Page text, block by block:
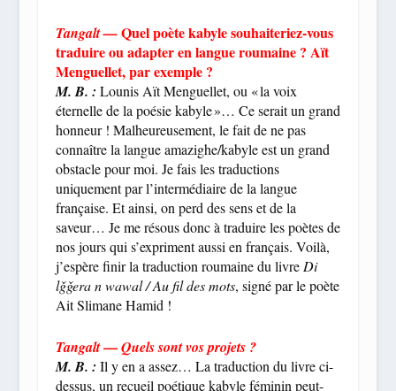
Tangalt —Quel poète kabyle souhaiteriez-vous
traduire ou adapter en langue roumaine ? Aït
Menguellet, par exemple ?
M. B. : Lounis Aït Menguellet, ou « la voix
éternelle de la poésie kabyle »… Ce serait un grand
honneur ! Malheureusement, le fait de ne pas
connaître la langue amazighe/kabyle est un grand
obstacle pour moi. Je fais les traductions
uniquement par l’intermédiaire de la langue
française. Et ainsi, on perd des sens et de la
saveur… Je me résous donc à traduire les poètes de
nos jours qui s’expriment aussi en français. Voilà,
j’espère finir la traduction roumaine du livre Di
lǧǧera n wawal / Au fil des mots, signé par le poète
Ait Slimane Hamid !
Tangalt—Quels sont vos projets ?
M. B. : Il y en a assez… La traduction du livre ci-
dessus, un recueil poétique kabyle féminin peut-